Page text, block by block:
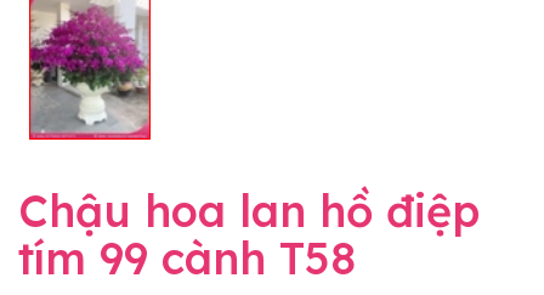
Chậu hoa lan hồ điệp
tím 99 cành T58